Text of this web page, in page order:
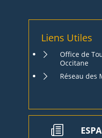
Liens Utiles
Office de
Occitane
Réseau des